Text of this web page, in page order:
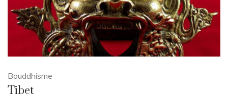
Bouddhisme
Tibet